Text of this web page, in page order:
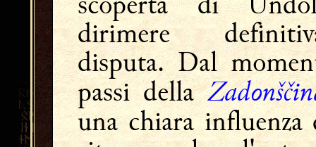
dirimere
disputa. Dal
passi della
una chiara influenza